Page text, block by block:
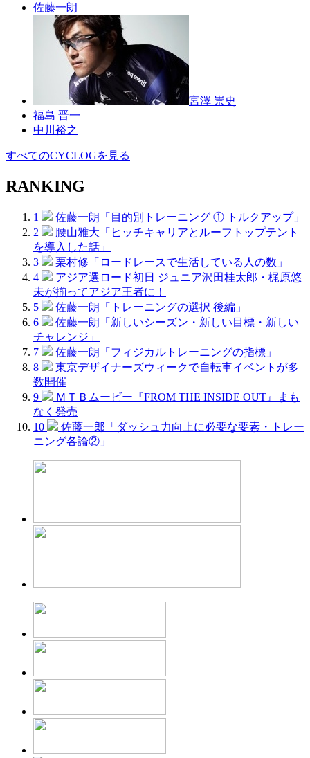
佐藤一朗
宮澤 崇史
福島 晋一
中川裕之
すべてのCYCLOGを見る
RANKING
1
佐藤一朗「目的別トレーニング ① トルクアップ」
2
腰山雅大「ヒッチキャリアとルーフトップテント
を導入した話」
3
栗村修「ロードレースで生活している人の数」
4
アジア選ロード初日 ジュニア沢田桂太郎・梶原悠
未が揃ってアジア王者に！
5
佐藤一朗「トレーニングの選択 後編」
6
佐藤一朗「新しいシーズン・新しい目標・新しい
チャレンジ」
7
佐藤一朗「フィジカルトレーニングの指標」
8
東京デザイナーズウィークで自転車イベントが多
数開催
9
ＭＴＢムービー『FROM THE INSIDE OUT』まも
なく発売
10
佐藤一郎「ダッシュ力向上に必要な要素・トレー
ニング各論②」